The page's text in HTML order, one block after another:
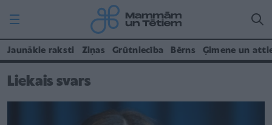
Jaunākie raksti Ziņas Grūtniecība Bērns Ģimene un
Liekais svars